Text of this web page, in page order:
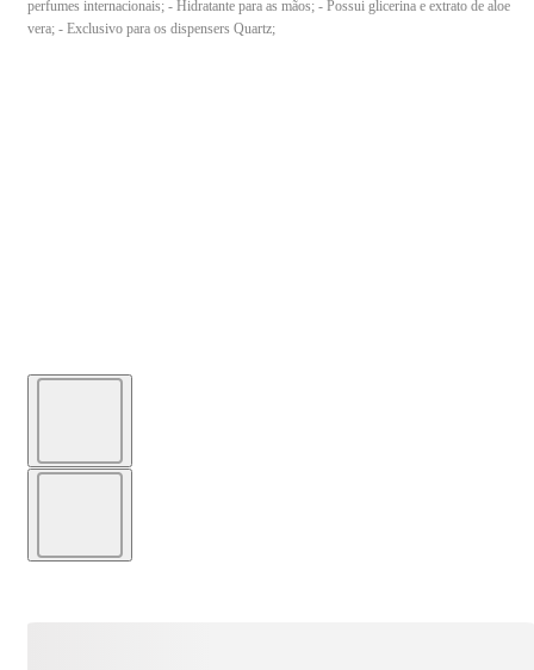
perfumes internacionais; - Hidratante para as mãos; - Possui glicerina e extrato de aloe
vera; - Exclusivo para os dispensers Quartz;